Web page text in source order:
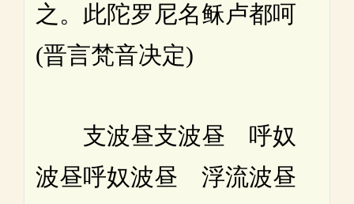
之。此陀罗尼名稣卢都呵
(晋言梵音决定)
支波昼支波昼 呼奴
波昼呼奴波昼 浮流波昼